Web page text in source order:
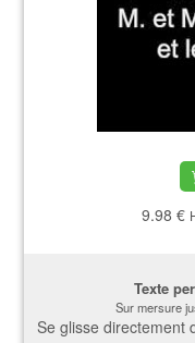
9.98 €
Texte
Sur mersure
Se glisse directement